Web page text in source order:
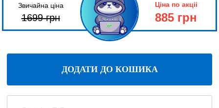
Звичайна ціна
1699грн
Ціна по акціі
885 грн
ДОДАТИ ДО КОШИКА